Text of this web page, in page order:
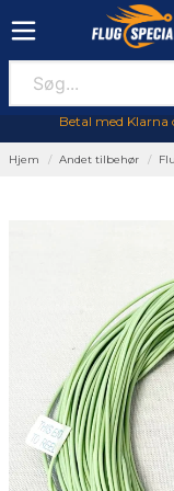
Betal med Klarna
Hjem Andet tilbehør